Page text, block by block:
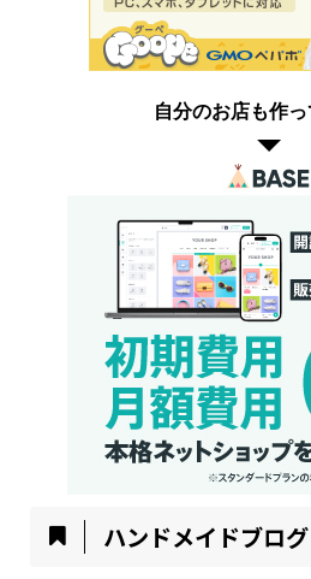
自分のお店も作
ハンドメイドブログ